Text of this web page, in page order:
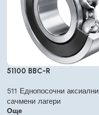
51100 BBC-R
511 Еднопосочни аксиални
сачмени лагери
Още